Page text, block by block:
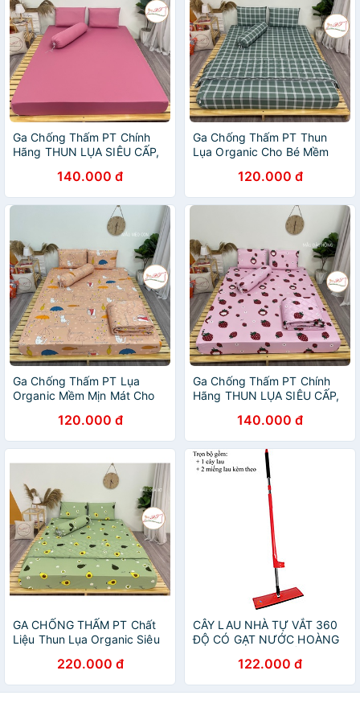
Ga Chống Thấm PT Chính
Hãng THUN LỤA SIÊU CẤP,
140.000 đ
Ga Chống Thấm PT Thun
Lụa Organic Cho Bé Mềm
Soạt, Không Nóng Bí
120.000 đ
Ga Chống Thấm PT Lụa
Organic Mềm Mịn Mát Cho
Nam Xuất Khẩu
120.000 đ
Ga Chống Thấm PT Chính
Hãng THUN LỤA SIÊU CẤP,
140.000 đ
GA CHỐNG THẤM PT Chất
Liệu Thun Lụa Organic Siêu
220.000 đ
CÂY LAU NHÀ TỰ VẮT 360
ĐỘ CÓ GẠT NƯỚC HOÀNG
MIẾNG LAU KÈM THEO,SIÊU
BỀN
122.000 đ